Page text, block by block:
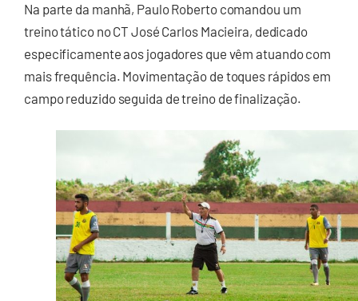
Na parte da manhã, Paulo Roberto comandou um
treino tático no CT José Carlos Macieira, dedicado
especificamente aos jogadores que vêm atuando com
mais frequência. Movimentação de toques rápidos em
campo reduzido seguida de treino de finalização.